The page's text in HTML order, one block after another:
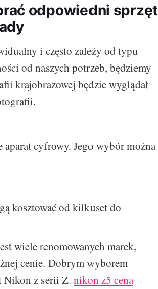
odpowiedni sprzęt
i często zależy od typu
od naszych potrzeb, będziemy
krajobrazowej będzie wyglądał
aparat cyfrowy. Jego wybór można
kosztować od kilkuset do
wiele renomowanych marek,
cenie. Dobrym wyborem
Nikon z serii Z.nikon z5 cena